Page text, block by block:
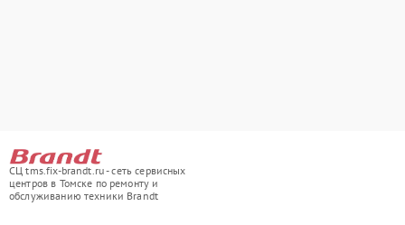
СЦ tms.fix-brandt.ru - сеть сервисных
центров в Томске по ремонту и
обслуживанию техники Brandt